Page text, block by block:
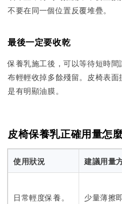
不要在同一個位置反覆堆疊。
最後一定要收乾
保養乳施工後，可以等待短時
布輕輕收掉多餘殘留。皮椅表
是有明顯油膜。
皮椅保養乳正確用量怎
使用狀況 建議用量
日常輕度保養。 少量薄擦